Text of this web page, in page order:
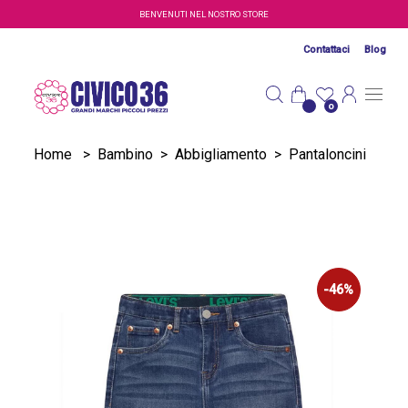
Salta al contenuto principaleBENVENUTI NEL NOSTRO STORE
Contattaci Blog
0
Home > Bambino > Abbigliamento > Pantaloncini
-46%